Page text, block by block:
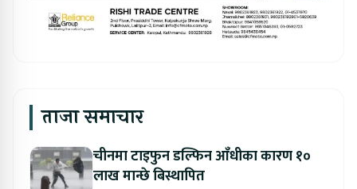
ताजा समाचार
चीनमा टाइफुन डल्फिन आँधीका कारण १०
लाख मान्छे बिस्थापित